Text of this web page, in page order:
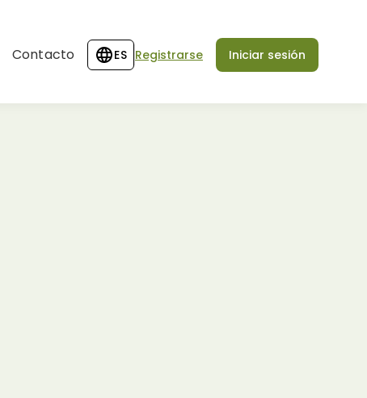
Contacto ES Registrarse Iniciar sesión